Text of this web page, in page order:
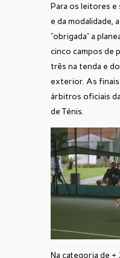
Para os leitores e
e da modalidade,
“obrigada” a
cinco campos de
três na tenda e
exterior. As
árbitros oficiais
de Ténis.
Na categoria de